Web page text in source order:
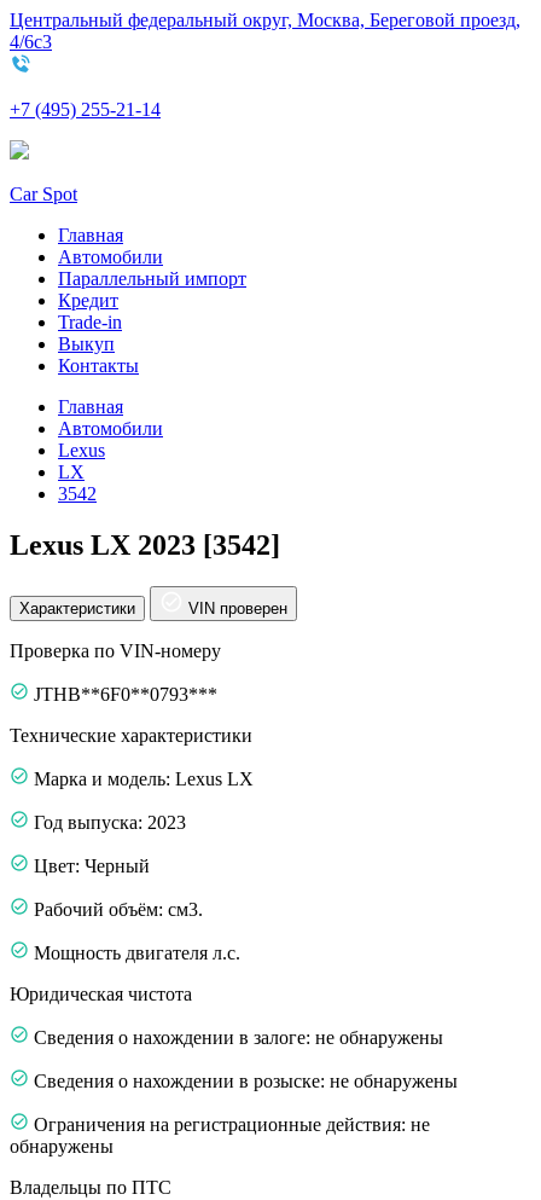
Центральный федеральный округ, Москва, Береговой проезд,
4/6с3
+7 (495) 255-21-14
Car Spot
Главная
Автомобили
Параллельный импорт
Кредит
Trade-in
Выкуп
Контакты
Главная
Автомобили
Lexus
LX
3542
Lexus LX 2023 [3542]
Характеристики VIN проверен
Проверка по VIN-номеру
JTHB**6F0**0793***
Технические характеристики
Марка и модель: Lexus LX
Год выпуска: 2023
Цвет: Черный
Рабочий объём: см3.
Мощность двигателя л.с.
Юридическая чистота
Сведения о нахождении в залоге: не обнаружены
Сведения о нахождении в розыске: не обнаружены
Ограничения на регистрационные действия: не
обнаружены
Владельцы по ПТС